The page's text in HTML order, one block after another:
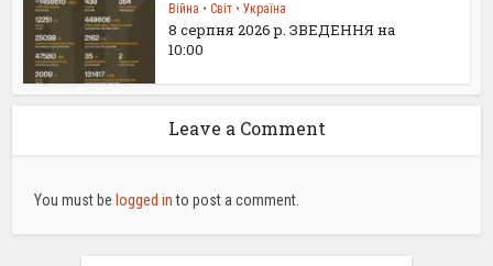
Війна • Світ • Україна
8 серпня 2026 р. ЗВЕДЕННЯ на
10:00
Leave a Comment
You must be logged into post a comment.